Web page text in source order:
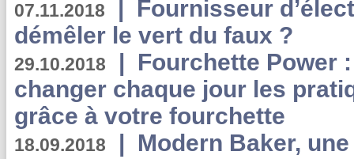
07.11.2018 | Fournisseur
démêler le vert du faux ?
29.10.2018 | Fourchette Power
changer chaque jour les
grâce à votre fourchette
18.09.2018 | Modern Baker,